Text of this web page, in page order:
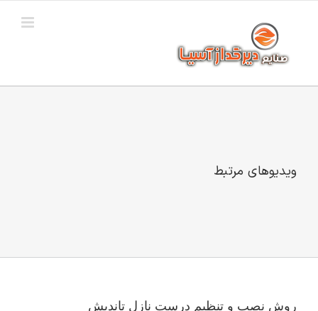
ویدیوهای مرتبط
روش نصب و تنظیم درست نازل تاندیش